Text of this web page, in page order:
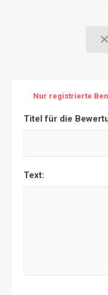
Nur registrierte
Titel für die
Text: